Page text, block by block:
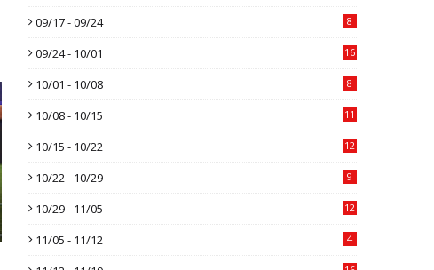
09/17 - 09/24 8
09/24 - 10/01 16
10/01 - 10/08 8
10/08 - 10/15 11
10/15 - 10/22 12
10/22 - 10/29 9
10/29 - 11/05 12
11/05 - 11/12 4